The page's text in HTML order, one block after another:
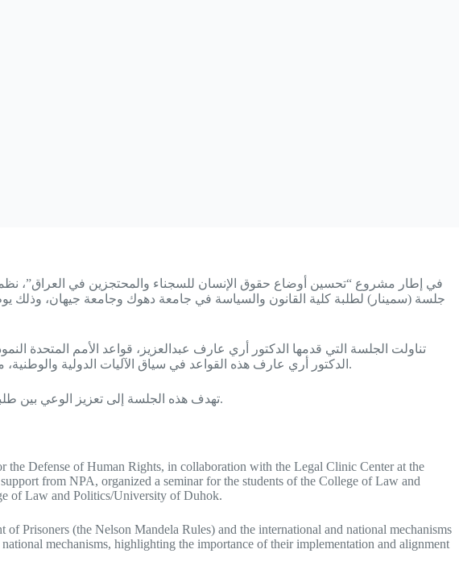
في إطار مشروع “تحسين أوضاع حقوق الإنسان للسجناء والمحتجزين في العراق”،
تناولت الجلسة التي قدمها الدكتور أري عارف عبدالعزيز، قواعد الأمم المتحدة
الدكتور أري عارف هذه القواعد في سياق الآليات الدولية والوطنية، مشيرًا إلى أهمية العمل بها ومواءمتها مع التشريعات المحلية، خاصة في السجون والإصلاحيات الموجودة في محافظة دهوك.
تهدف هذه الجلسة إلى تعزيز الوعي بين طلبة القانون حول معايير حقوق الإنسان للسجناء والمحتجزين وأهمية تطبيقها لضمان احترام كرامة الإنسان وحقوقه الأساسية.
Defense of Human Rights, in collaboration with the Legal Clinic Center at the
from NPA, organized a seminar for the students of the College of Law and
of Law and Politics/University of Duhok.
Prisoners (the Nelson Mandela Rules) and the international and national mechanisms
mechanisms, highlighting the importance of their implementation and alignment